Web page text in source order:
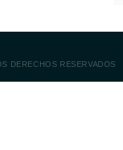
DERECHOS RESERVADOS